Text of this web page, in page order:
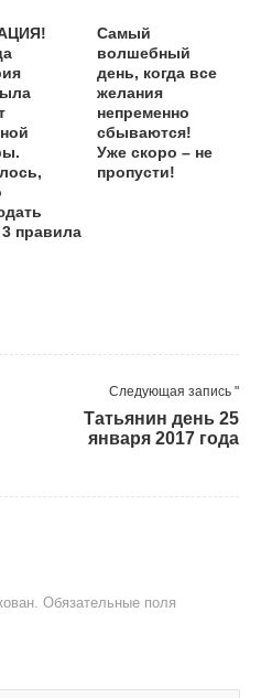
3 правила
Самый
волшебный
день, когда все
желания
непременно
сбываются!
Уже скоро – не
пропусти!
Следующая запись "
Татьянин день 25
января 2017 года
Обязательные поля